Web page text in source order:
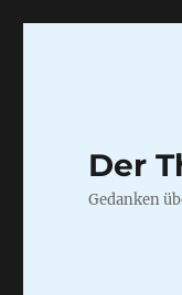
Der
Gedanken